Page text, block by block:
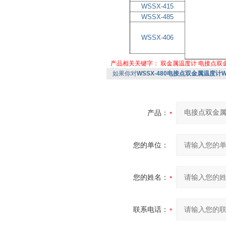
WSSX-415
WSSX-485
WSSX-406
产品相关关键字： 双金属温度计 电接点双
如果你对WSSX-480电接点双金属温度计
产品：
您的单位：
您的姓名：
联系电话：